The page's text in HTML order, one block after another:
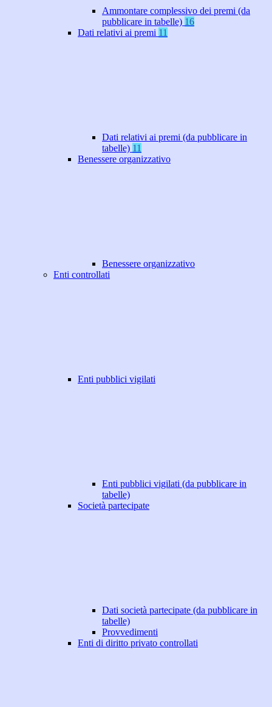
Ammontare complessivo dei premi (da
pubblicare in tabelle) 16
Dati relativi ai premi 11
Dati relativi ai premi (da pubblicare in
tabelle) 11
Benessere organizzativo
Benessere organizzativo
Enti controllati
Enti pubblici vigilati
Enti pubblici vigilati (da pubblicare in
tabelle)
Società partecipate
Dati società partecipate (da pubblicare in
tabelle)
Provvedimenti
Enti di diritto privato controllati